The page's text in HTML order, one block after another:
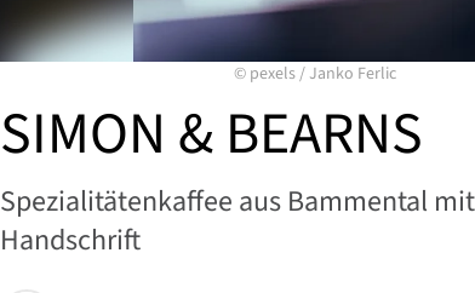
© pexels/ Janko Ferlic
SIMON & BEARNS
Spezialitätenkaffee aus Bammental
Handschrift